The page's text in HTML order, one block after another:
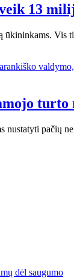
13
ūkininkams.
turto
nustatyti
dėl saugumo